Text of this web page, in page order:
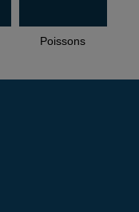
Poissons